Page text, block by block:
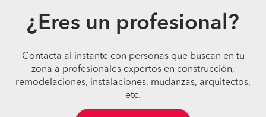
¿Eres un profesional?
Contacta al instante con personas que buscan en tu
zona a profesionales expertos en construcción,
remodelaciones, instalaciones, mudanzas, arquitectos,
etc.